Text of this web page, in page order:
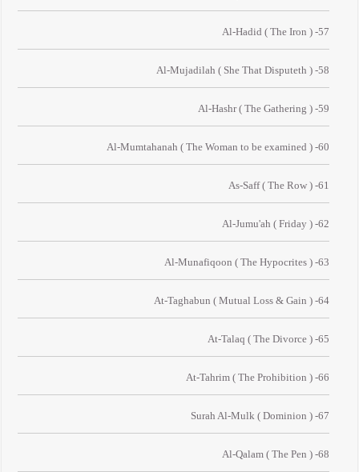
57- Al-Hadid ( The Iron )
58- Al-Mujadilah ( She That Disputeth )
59- Al-Hashr ( The Gathering )
60- Al-Mumtahanah ( The Woman to be examined )
61- As-Saff ( The Row )
62- Al-Jumu'ah ( Friday )
63- Al-Munafiqoon ( The Hypocrites )
64- At-Taghabun ( Mutual Loss & Gain )
65- At-Talaq ( The Divorce )
66- At-Tahrim ( The Prohibition )
67- Surah Al-Mulk ( Dominion )
68- Al-Qalam ( The Pen )